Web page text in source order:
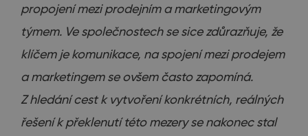
propojení mezi prodejním a marketingovým
týmem. Ve společnostech se sice zdůrazňuje, že
klíčem je komunikace, na spojení mezi prodejem
a marketingem se ovšem často zapomíná.
Z hledání cest k vytvoření konkrétních, reálných
řešení k překlenutí této mezery se nakonec stal